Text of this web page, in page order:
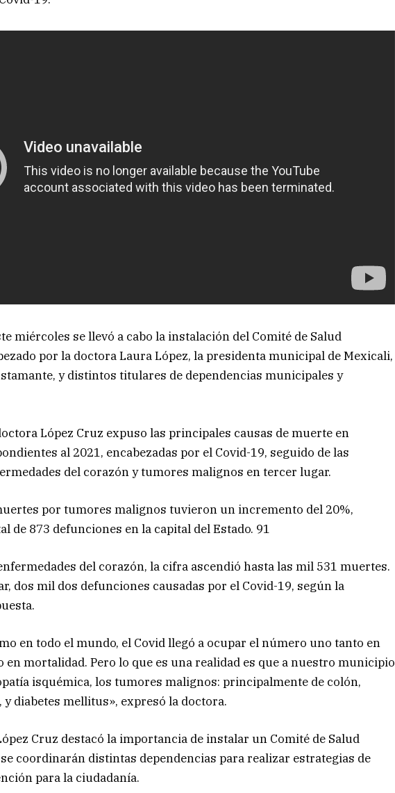
miércoles se llevó a cabo la instalación del Comité de Salud
por la doctora Laura López, la presidenta municipal de Mexicali,
y distintos titulares de dependencias municipales y
López Cruz expuso las principales causas de muerte en
al 2021, encabezadas por el Covid-19, seguido de las
del corazón y tumores malignos en tercer lugar.
por tumores malignos tuvieron un incremento del 20%,
de 873 defunciones en la capital del Estado. 91
del corazón, la cifra ascendió hasta las mil 531 muertes.
dos mil dos defunciones causadas por el Covid-19, según la
en todo el mundo, el Covid llegó a ocupar el número uno tanto en
mortalidad. Pero lo que es una realidad es que a nuestro municipio
isquémica, los tumores malignos: principalmente de colón,
diabetes mellitus», expresó la doctora.
Cruz destacó la importancia de instalar un Comité de Salud
coordinarán distintas dependencias para realizar estrategias de
para la ciudadanía.